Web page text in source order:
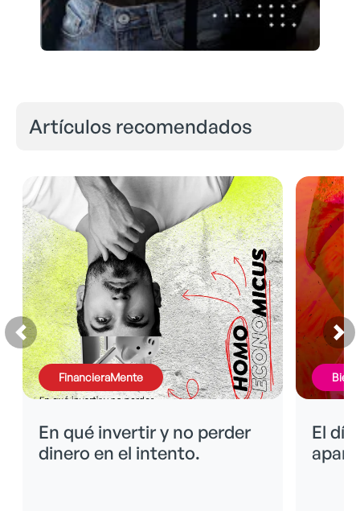
Artículos recomendados
FinancieraMente
En qué invertir y no perder
dinero en el intento.
El